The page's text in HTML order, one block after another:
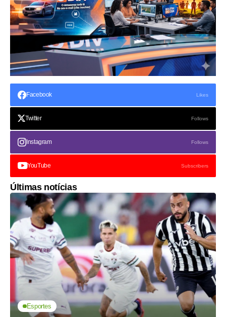
Facebook Likes
Twitter Follows
Instagram Follows
YouTube Subscribers
Últimas notícias
Esportes